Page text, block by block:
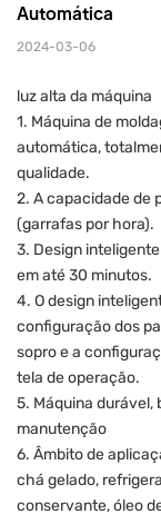
Automática
2024-03-06
luz alta da máquina
1. Máquina de
automática,
qualidade.
2. A capacidade de
(garrafas por hora).
3. Design
em até 30 minutos.
4. O design
configuração dos
sopro e a
tela de operação.
5. Máquina durável,
manutenção
6. Âmbito de
chá gelado,
conservante, óleo